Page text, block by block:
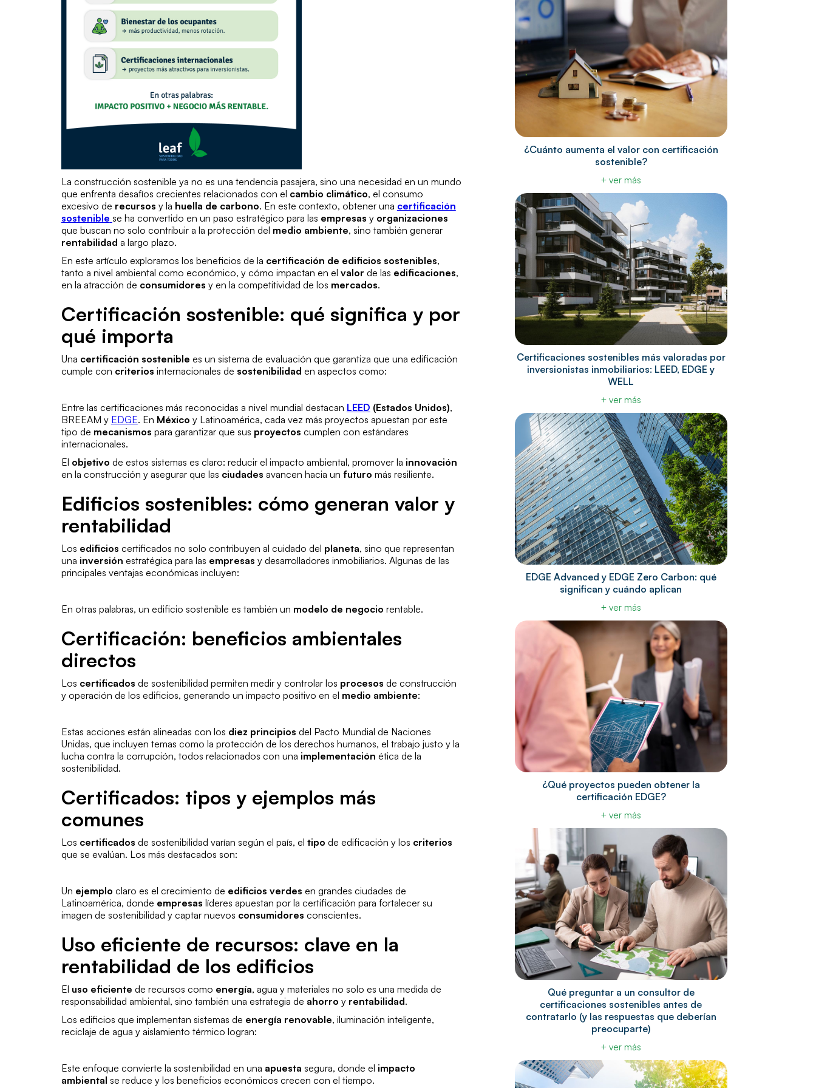
La construcción sostenible ya no es una tendencia pasajera, sino una necesidad en un mundo
que enfrenta desafíos crecientes relacionados con el cambio climático, el consumo
excesivo de recursos y la huella de carbono. En este contexto, obtener una certificación
sostenible se ha convertido en un paso estratégico para las empresas y organizaciones
que buscan no solo contribuir a la protección del medio ambiente, sino también generar
rentabilidad a largo plazo.
En este artículo exploramos los beneficios de la certificación de edificios sostenibles,
tanto a nivel ambiental como económico, y cómo impactan en el valor de las edificaciones,
en la atracción de consumidores y en la competitividad de los mercados.
Certificación sostenible: qué significa y por
qué importa
Una certificación sostenible es un sistema de evaluación que garantiza que una edificación
cumple con criterios internacionales de sostenibilidad en aspectos como:
Entre las certificaciones más reconocidas a nivel mundial destacan LEED (Estados Unidos),
BREEAM y EDGE. En México y Latinoamérica, cada vez más proyectos apuestan por este
tipo de mecanismos para garantizar que sus proyectos cumplen con estándares
internacionales.
El objetivo de estos sistemas es claro: reducir el impacto ambiental, promover la innovación
en la construcción y asegurar que las ciudades avancen hacia un futuro más resiliente.
Edificios sostenibles: cómo generan valor y
rentabilidad
Los edificios certificados no solo contribuyen al cuidado del planeta, sino que representan
una inversión estratégica para las empresas y desarrolladores inmobiliarios. Algunas de las
principales ventajas económicas incluyen:
En otras palabras, un edificio sostenible es también un modelo de negocio rentable.
Certificación: beneficios ambientales
directos
Los certificados de sostenibilidad permiten medir y controlar los procesos de construcción
y operación de los edificios, generando un impacto positivo en el medio ambiente:
Estas acciones están alineadas con los diez principios del Pacto Mundial de Naciones
Unidas, que incluyen temas como la protección de los derechos humanos, el trabajo justo y la
lucha contra la corrupción, todos relacionados con una implementación ética de la
sostenibilidad.
Certificados: tipos y ejemplos más
comunes
Los certificados de sostenibilidad varían según el país, el tipo de edificación y los criterios
que se evalúan. Los más destacados son:
Un ejemplo claro es el crecimiento de edificios verdes en grandes ciudades de
Latinoamérica, donde empresas líderes apuestan por la certificación para fortalecer su
imagen de sostenibilidad y captar nuevos consumidores conscientes.
Uso eficiente de recursos: clave en la
rentabilidad de los edificios
El uso eficiente de recursos como energía, agua y materiales no solo es una medida de
responsabilidad ambiental, sino también una estrategia de ahorro y rentabilidad.
Los edificios que implementan sistemas de energía renovable, iluminación inteligente,
reciclaje de agua y aislamiento térmico logran:
Este enfoque convierte la sostenibilidad en una apuesta segura, donde el impacto
ambiental se reduce y los beneficios económicos crecen con el tiempo.
¿Cuánto aumenta el valor con certificación
sostenible?
+ ver más
Certificaciones sostenibles más valoradas por
inversionistas inmobiliarios: LEED, EDGE y
WELL
+ ver más
EDGE Advanced y EDGE Zero Carbon: qué
significan y cuándo aplican
+ ver más
¿Qué proyectos pueden obtener la
certificación EDGE?
+ ver más
Qué preguntar a un consultor de
certificaciones sostenibles antes de
contratarlo (y las respuestas que deberían
preocuparte)
+ ver más